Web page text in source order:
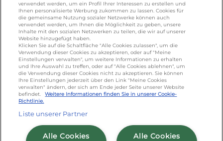
Omira Bodenseemilch GmbH - Tel: +49
(0)751 887 366 /omira.de
Cookie Richtlinie/Sitemap/Datenschutz
verwendet werden, um ein Profil Ihrer Interessen zu erstellen und
Ihnen personalisierte Werbung zukommen zu lassen. Cookies für
die gemeinsame Nutzung sozialer Netzwerke können auch
verwendet werden, um Ihnen die Möglichkeit zu geben, unsere
Inhalte mit den sozialen Netzwerken zu teilen, die wir auf unserer
Website hinzugefügt haben.
Klicken Sie auf die Schaltfläche "Alle Cookies zulassen", um die
Verwendung dieser Cookies zu akzeptieren, oder auf "Meine
Einstellungen verwalten", um weitere Informationen zu erhalten
und Ihre Auswahl zu treffen, oder auf "Alle Cookies ablehnen", um
die Verwendung dieser Cookies nicht zu akzeptieren. Sie können
Ihre Einstellungen jederzeit über den Link "Meine Cookies
verwalten" ändern, der sich am Ende jeder Seite unserer Website
befindet.
Weitere Informationen finden Sie in unserer Cookie-
Richtlinie.
Liste unserer Partner
Alle Cookies
Alle Cookies